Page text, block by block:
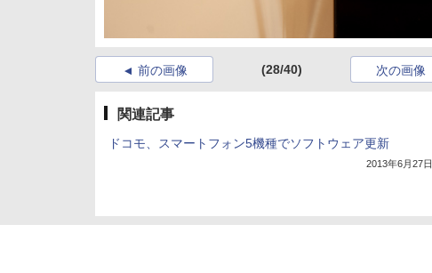
前の画像 (28/40) 次の画像
関連記事
ドコモ、スマートフォン5機種でソフトウェア更新
2013年6月27日